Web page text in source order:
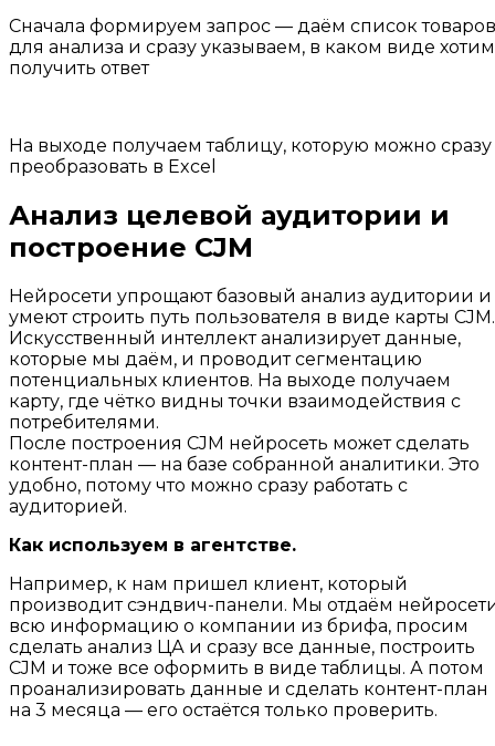
Сначала формируем запрос — даём список товаров
для анализа и сразу указываем, в каком виде хотим
получить ответ
На выходе получаем таблицу, которую можно сразу
преобразовать в Excel
Анализ целевой аудитории и
построение CJM
Нейросети упрощают базовый анализ аудитории и
умеют строить путь пользователя в виде карты CJM.
Искусственный интеллект анализирует данные,
которые мы даём, и проводит сегментацию
потенциальных клиентов. На выходе получаем
карту, где чётко видны точки взаимодействия с
потребителями.
После построения CJM нейросеть может сделать
контент-план — на базе собранной аналитики. Это
удобно, потому что можно сразу работать с
аудиторией.
Как используем в агентстве.
Например, к нам пришел клиент, который
производит сэндвич-панели. Мы отдаём
всю информацию о компании из брифа, просим
сделать анализ ЦА и сразу все данные, построить
CJM и тоже все оформить в виде таблицы. А потом
проанализировать данные и сделать контент-план
на 3 месяца — его остаётся только проверить.